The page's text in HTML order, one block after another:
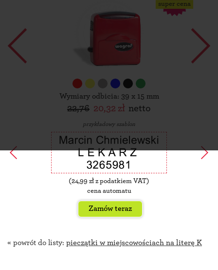
super cena
Wymiary odbicia: 39 x 15 mm
22,76 20,32 zł netto
przykładowy szablon
(24,99 zł z podatkiem VAT)
cena automatu
Zamów teraz
« powrót do listy: pieczątki w miejscowościach na literę K